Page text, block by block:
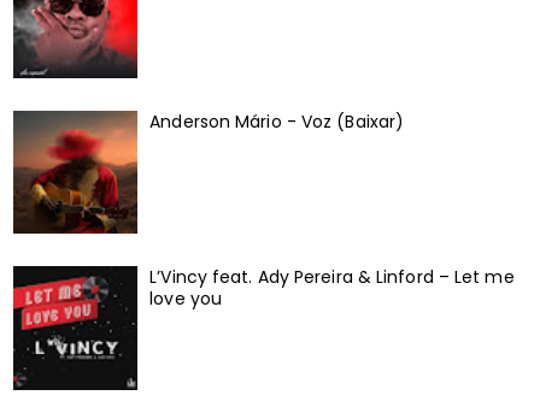
Anderson Mário - Voz (Baixar)
L’Vincy feat. Ady Pereira & Linford – Let me
love you